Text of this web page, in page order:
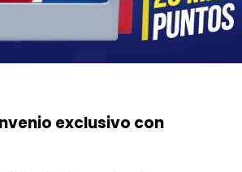
exclusivo con